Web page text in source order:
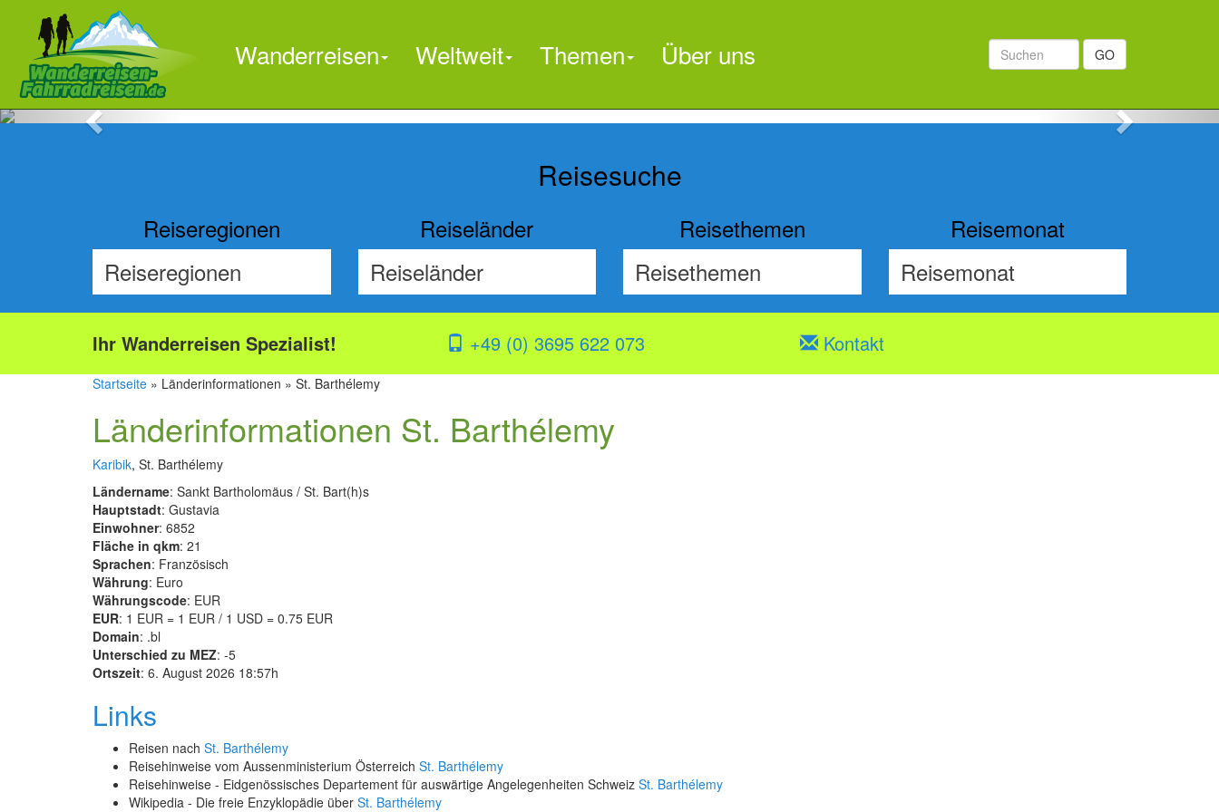

Previous Next
GO
Wanderreisen Weltweit Themen Über uns
Reisesuche
Reiseregionen Reiseländer Reisethemen Reisemonat
Ihr Wanderreisen Spezialist! +49 (0) 3695 622 073 Kontakt
Startseite » Länderinformationen » St. Barthélemy
Länderinformationen St. Barthélemy
Karibik, St. Barthélemy
Ländername: Sankt Bartholomäus / St. Bart(h)s
Hauptstadt: Gustavia
Einwohner: 6852
Fläche in qkm: 21
Sprachen: Französisch
Währung: Euro
Währungscode: EUR
EUR: 1 EUR = 1 EUR / 1 USD = 0.75 EUR
Domain: .bl
Unterschied zu MEZ: -5
Ortszeit: 6. August 2026 18:57h
Links
Reisen nach St. Barthélemy
Reisehinweise vom Aussenministerium Österreich St. Barthélemy
Reisehinweise - Eidgenössisches Departement für auswärtige Angelegenheiten Schweiz St. Barthélemy
Wikipedia - Die freie Enzyklopädie über St. Barthélemy